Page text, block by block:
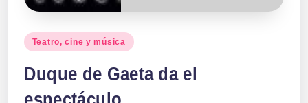
Publicado
Teatro, cine y música
Duque de Gaeta da el